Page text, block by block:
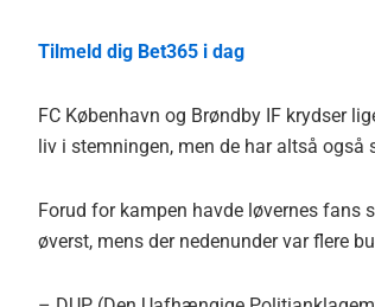
Tilmeld dig Bet365 i dag
FC København og Brøndby IF krydser
liv i stemningen, men de har altså
Forud for kampen havde løvernes fans
øverst, mens der nedenunder var flere